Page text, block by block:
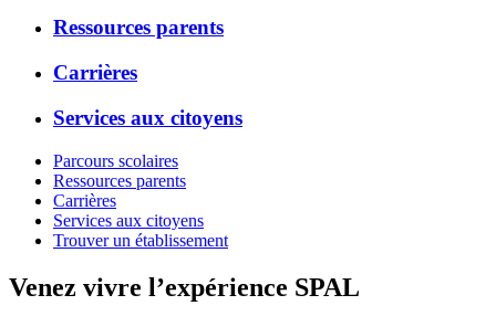
Ressources parents
Carrières
Services aux citoyens
Parcours scolaires
Ressources parents
Carrières
Services aux citoyens
Trouver un établissement
Venez vivre l’expérience SPAL